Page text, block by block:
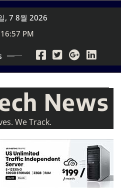
, 7 8월 2026
PM
News
We Track.